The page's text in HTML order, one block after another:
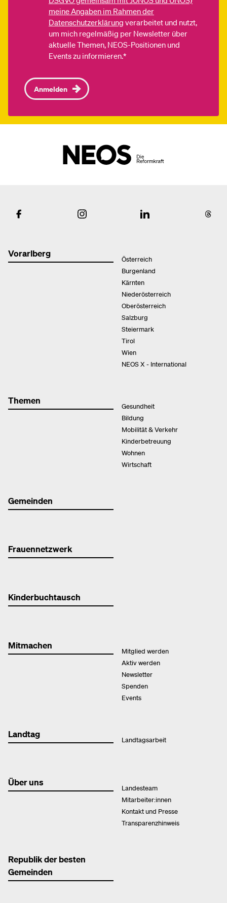
meine Angaben im Rahmen der
Datenschutzerklärung verarbeitet und nutzt,
um mich regelmäßig per Newsletter über
aktuelle Themen, NEOS-Positionen und
Events zu informieren.*
Anmelden
Vorarlberg
Österreich
Burgenland
Kärnten
Niederösterreich
Oberösterreich
Salzburg
Steiermark
Tirol
Wien
NEOS X - International
Themen
Gesundheit
Bildung
Mobilität & Verkehr
Kinderbetreuung
Wohnen
Wirtschaft
Gemeinden
Frauennetzwerk
Kinderbuchtausch
Mitmachen
Mitglied werden
Aktiv werden
Newsletter
Spenden
Events
Landtag
Landtagsarbeit
Über uns
Landesteam
Mitarbeiter:innen
Kontakt und Presse
Transparenzhinweis
Republik der besten
Gemeinden